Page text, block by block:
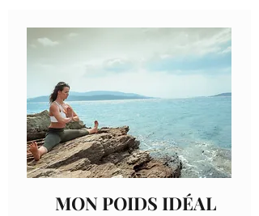
MON POIDS IDÉAL